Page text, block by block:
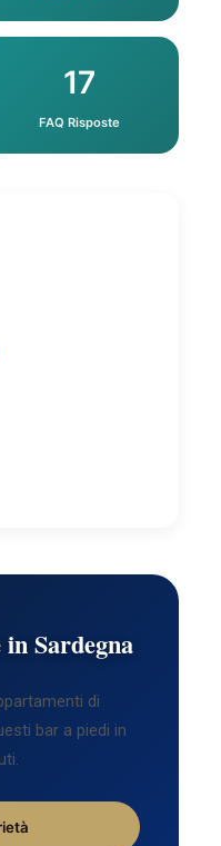
17
FAQ Risposte
Sardegna
di
bar a piedi in